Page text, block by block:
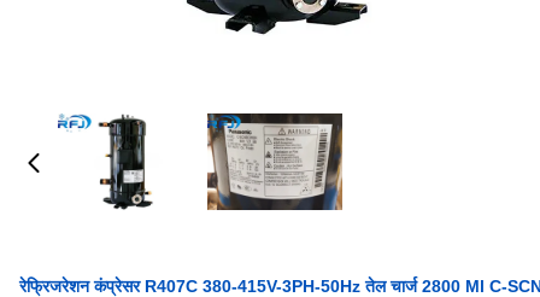
रेफ्रिजरेशन कंप्रेसर R407C 380-415V-3PH-50Hz तेल चार्ज 2800 Ml C-